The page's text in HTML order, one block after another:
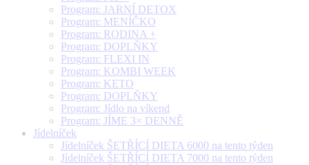
Program: JARNÍ DETOX
Program: MENÍČKO
Program: RODINA +
Program: DOPLŇKY
Program: FLEXI IN
Program: KOMBI WEEK
Program: KETO
Program: DOPLŇKY
Program: Jídlo na víkend
Program: JÍME 3× DENNĚ
Jídelníček
Jídelníček ŠETŘÍCÍ DIETA 6000 na tento týden
Jídelníček ŠETŘÍCÍ DIETA 7000 na tento týden